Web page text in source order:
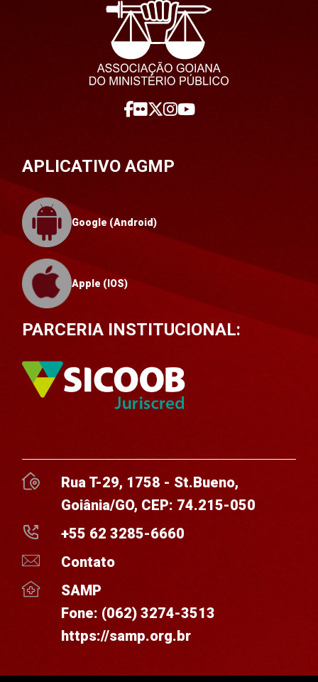
APLICATIVO AGMP
Google (Android)
Apple (IOS)
PARCERIA INSTITUCIONAL:
Rua T-29, 1758 - St.Bueno,
Goiânia/GO, CEP: 74.215-050
+55 62 3285-6660
Contato
SAMP
Fone: (062) 3274-3513
https://samp.org.br